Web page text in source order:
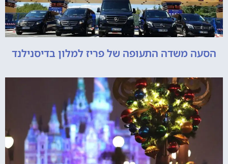
הסעה משדה התעופה של פריז למלון בדיסנילנד